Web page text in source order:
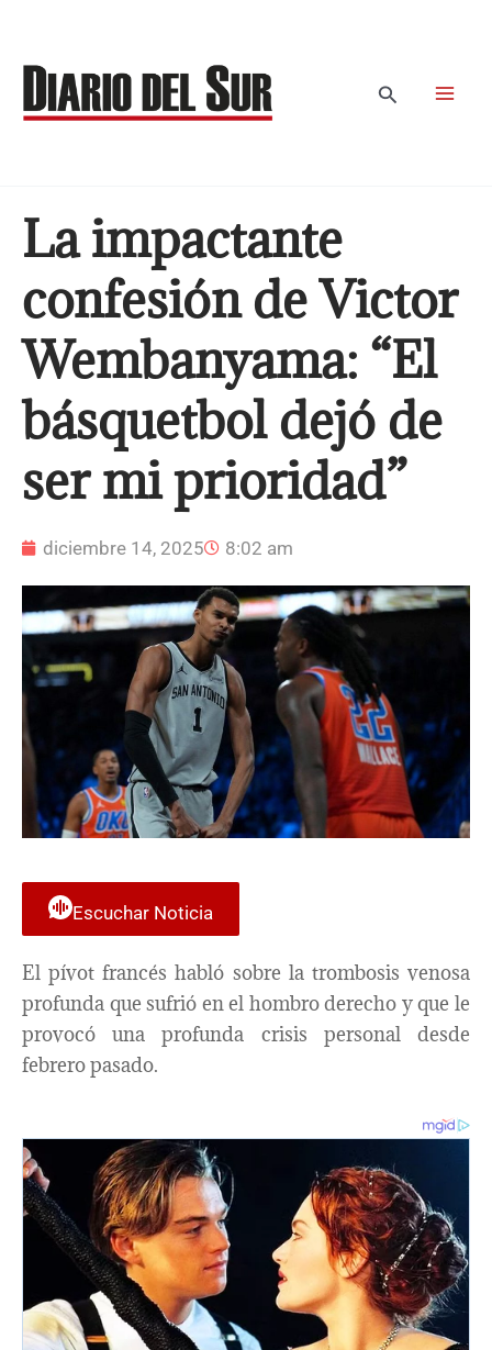
contenido
Buscar
La impactante
confesión de Victor
Wembanyama: “El
básquetbol dejó de
ser mi prioridad”
diciembre 14, 2025 8:02 am
Escuchar Noticia
El pívot francés habló sobre la trombosis venosa
profunda que sufrió en el hombro derecho y que le
provocó una profunda crisis personal desde
febrero pasado.